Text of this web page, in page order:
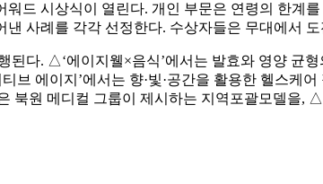
워드 시상식이 열린다. 개인 부문은 연령의 한계
낸 사례를 각각 선정한다. 수상자들은 무대에서
된다. △‘에이지웰×음식’에서는 발효와 영양 균
브 에이지’에서는 향·빛·공간을 활용한 헬스케
북원 메디컬 그룹이 제시하는 지역포괄모델을,